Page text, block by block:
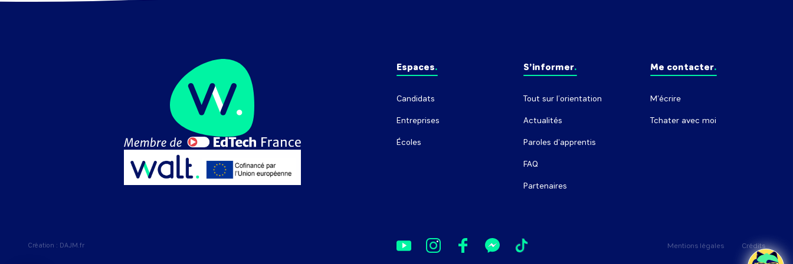
Espaces
Candidats
Entreprises
Écoles
S’informer
Tout sur l’orientation
Actualités
Paroles d'apprentis
FAQ
Partenaires
Me contacter
M'écrire
Tchater avec moi
Création : DAJM.fr Mentions légales Crédits